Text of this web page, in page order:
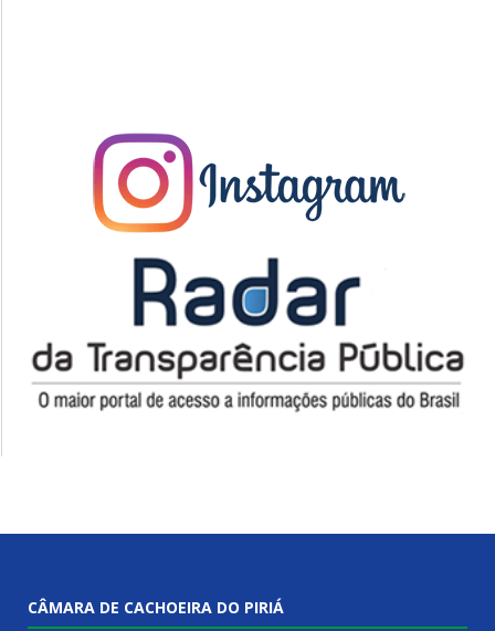
CÂMARA DE CACHOEIRA DO PIRIÁ